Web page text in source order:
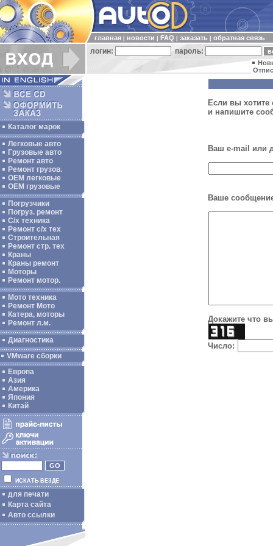
главная новости FAQ заказать обратная связь
логин: пароль:
Каталог марок
Легковые авто
Грузовые авто
Ремонт авто
Ремонт грузов.
ОЕМ легковые
OEM грузовые
Погрузчики
Погруз. ремонт
С/х техника
Ремонт с/х тех
Строительная
Ремонт стр. тех
Краны
Краны ремонт
Моторы
Ремонт мотор.
Мото техника
Ремонт Мото
Катера, моторы
Ремонт л.м.
Диагностика
VMware сборки
Европа
Азия
Америка
Япония
Китай
ИСКАТЬ ВЕЗДЕ
для печати
Карта сайта
Авто ссылки
Если вы хотите
и напишите
Ваш e-mail или
Ваше
Докажите что
Число: